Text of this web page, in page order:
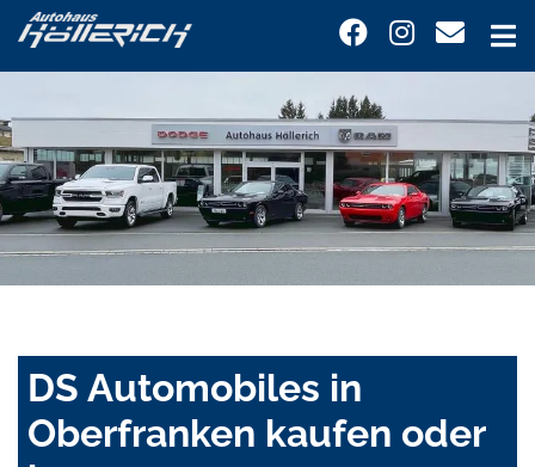
DS Automobiles in
Oberfranken kaufen oder